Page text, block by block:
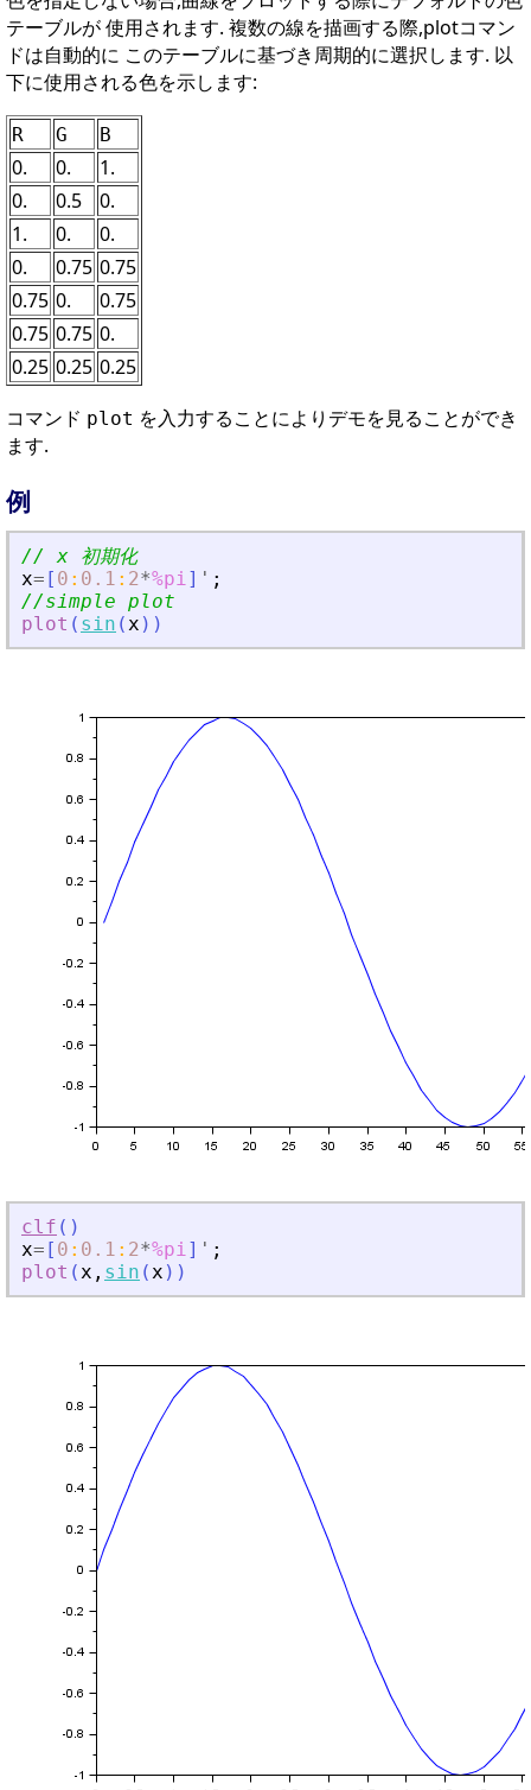
テーブルが 使用されます. 複数の線を描画する際,plotコマン
ドは自動的に このテーブルに基づき周期的に選択します. 以
下に使用される色を示します:
R G B
0. 0.
1.
0.
0.5
0.
1.
0.
0.
0.
0.75 0.75
0.75 0.
0.75
0.75 0.75 0.
0.25 0.25 0.25
コマンド plot を入力することによりデモを見ることができ
ます.
例
// x 初期化
x= [ 0 : 0.1 : 2*%pi] ' ;
//simple plot
plot ( sin (x ) )
clf ( )
x= [ 0 : 0.1 : 2*%pi] ' ;
plot (x , sin (x ) )